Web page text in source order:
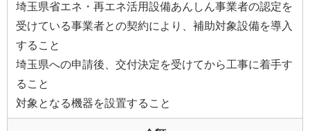
埼玉県省エネ・再エネ活用設備あんしん事業者の認定を
受けている事業者との契約により、補助対象設備を導入
すること
埼玉県への申請後、交付決定を受けてから工事に着手す
ること
対象となる機器を設置すること